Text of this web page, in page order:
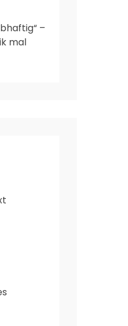
–
mal